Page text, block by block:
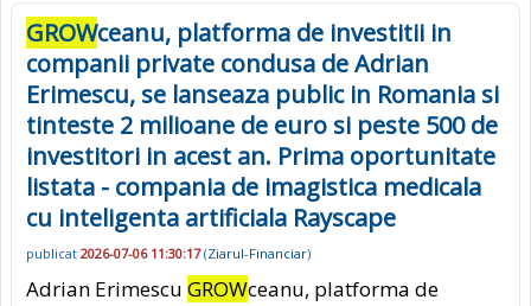
GROWceanu, platforma de investitii in
companii private condusa de Adrian
Erimescu, se lanseaza public in Romania si
tinteste 2 milioane de euro si peste 500 de
investitori in acest an. Prima oportunitate
listata - compania de imagistica medicala
cu inteligenta artificiala Rayscape
publicat 2026-07-06 11:30:17(Ziarul-Financiar)
Adrian Erimescu GROWceanu, platforma de